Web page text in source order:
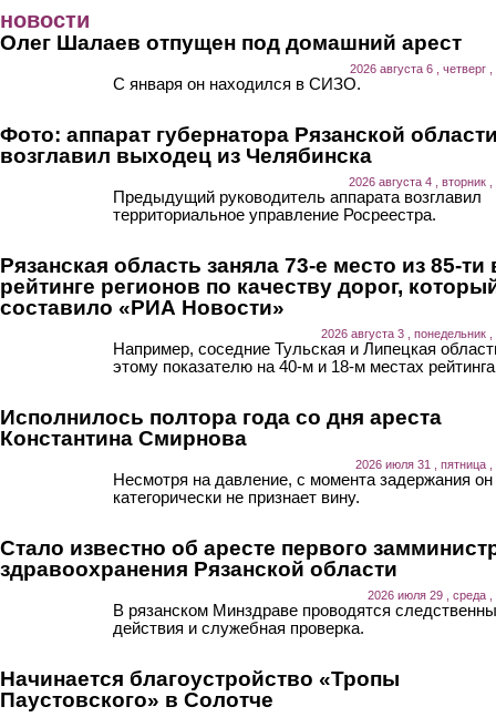
новости
Олег Шалаев отпущен под домашний арест
2026 августа 6 , четверг
С января он находился в СИЗО.
Фото: аппарат губернатора Рязанской
возглавил выходец из Челябинска
2026 августа 4 , вторник
Предыдущий руководитель аппарата возглавил
территориальное управление Росреестра.
Рязанская область заняла 73-е место из 85-ти
рейтинге регионов по качеству дорог,
составило «РИА Новости»
2026 августа 3 , понедельник ,
Например, соседние Тульская и Липецкая
этому показателю на 40-м и 18-м местах
Исполнилось полтора года со дня ареста
Константина Смирнова
2026 июля 31 , пятница ,
Несмотря на давление, с момента задержания он
категорически не признает вину.
Стало известно об аресте первого
здравоохранения Рязанской области
2026 июля 29 , среда ,
В рязанском Минздраве проводятся
действия и служебная проверка.
Начинается благоустройство «Тропы
Паустовского» в Солотче